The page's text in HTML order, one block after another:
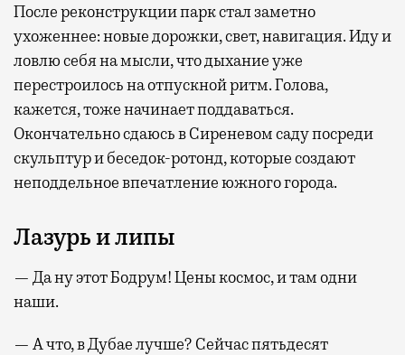
После реконструкции парк стал заметно
ухоженнее: новые дорожки, свет, навигация. Иду и
ловлю себя на мысли, что дыхание уже
перестроилось на отпускной ритм. Голова,
кажется, тоже начинает поддаваться.
Окончательно сдаюсь в Сиреневом саду посреди
скульптур и беседок-ротонд, которые создают
неподдельное впечатление южного города.
Лазурь и липы
— Да ну этот Бодрум! Цены космос, и там одни
наши.
— А что, в Дубае лучше? Сейчас пятьдесят